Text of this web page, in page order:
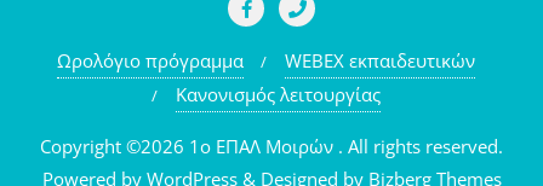
Ωρολόγιο πρόγραμμα
WEBEX εκπαιδευτικών
Κανονισμός λειτουργίας
Copyright ©2026 1o ΕΠΑΛ Μοιρών . All rights reserved.
Powered by WordPress & Designed by Bizberg Themes